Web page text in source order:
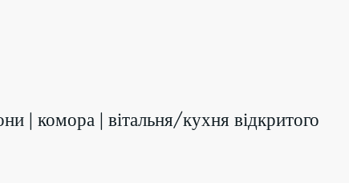
| комора | вітальня/кухня відкритого